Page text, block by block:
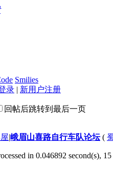
Smilies
录 | 新用户注册
回帖后跳转到最后一页
|峨眉山喜路自行车队论坛(
in 0.046892 second(s), 15